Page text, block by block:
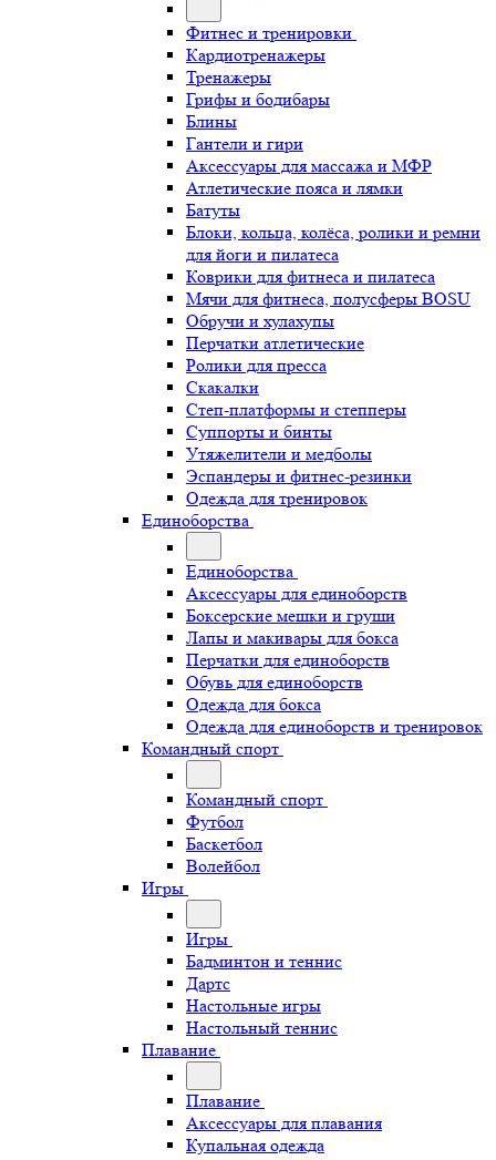
Фитнес и тренировки
Кардиотренажеры
Тренажеры
Грифы и бодибары
Блины
Гантели и гири
Аксессуары для массажа и МФР
Атлетические пояса и лямки
Батуты
Блоки, кольца, колёса, ролики и ремни
для йоги и пилатеса
Коврики для фитнеса и пилатеса
Мячи для фитнеса, полусферы BOSU
Обручи и хулахупы
Перчатки атлетические
Ролики для пресса
Скакалки
Степ-платформы и степперы
Суппорты и бинты
Утяжелители и медболы
Эспандеры и фитнес-резинки
Одежда для тренировок
Единоборства
Единоборства
Аксессуары для единоборств
Боксерские мешки и груши
Лапы и макивары для бокса
Перчатки для единоборств
Обувь для единоборств
Одежда для бокса
Одежда для единоборств и тренировок
Командный спорт
Командный спорт
Футбол
Баскетбол
Волейбол
Игры
Игры
Бадминтон и теннис
Дартс
Настольные игры
Настольный теннис
Плавание
Плавание
Аксессуары для плавания
Купальная одежда